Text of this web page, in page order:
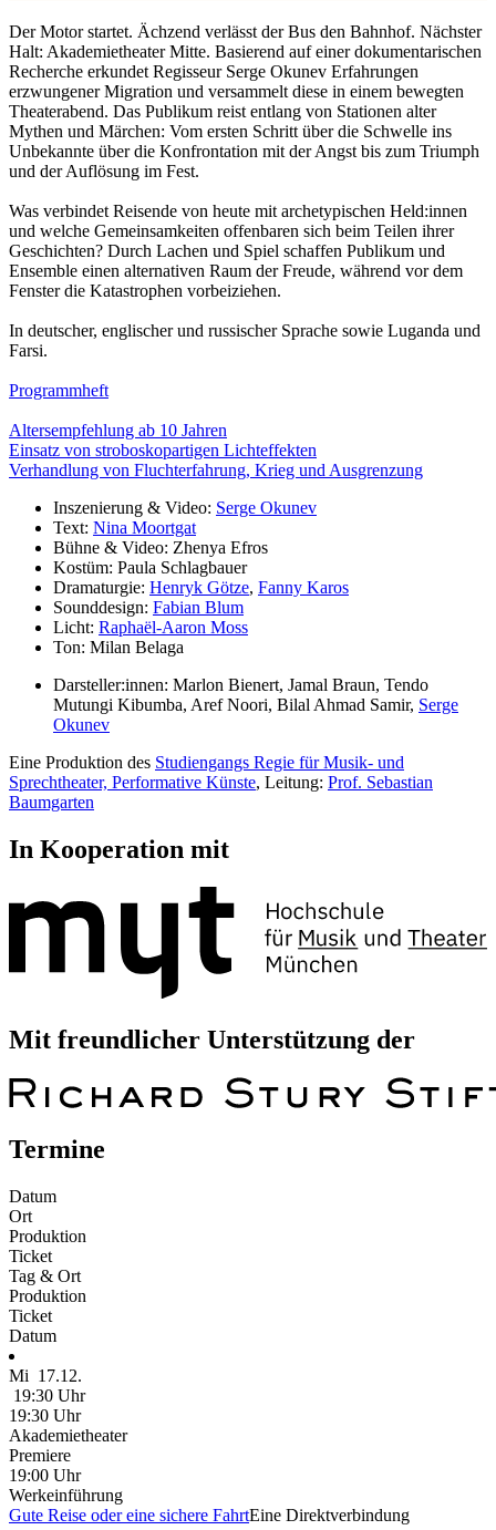
Der Motor startet. Ächzend verlässt der Bus den Bahnhof. Nächster
Halt: Akademietheater Mitte. Basierend auf einer dokumentarischen
Recherche erkundet Regisseur Serge Okunev Erfahrungen
erzwungener Migration und versammelt diese in einem bewegten
Theaterabend. Das Publikum reist entlang von Stationen alter
Mythen und Märchen: Vom ersten Schritt über die Schwelle ins
Unbekannte über die Konfrontation mit der Angst bis zum Triumph
und der Auflösung im Fest.
Was verbindet Reisende von heute mit archetypischen Held:innen
und welche Gemeinsamkeiten offenbaren sich beim Teilen ihrer
Geschichten? Durch Lachen und Spiel schaffen Publikum und
Ensemble einen alternativen Raum der Freude, während vor dem
Fenster die Katastrophen vorbeiziehen.
In deutscher, englischer und russischer Sprache sowie Luganda und
Farsi.
Programmheft
Altersempfehlung ab 10 Jahren
Einsatz von stroboskopartigen Lichteffekten
Verhandlung von Fluchterfahrung, Krieg und Ausgrenzung
Inszenierung & Video: Serge Okunev
Text: Nina Moortgat
Bühne & Video: Zhenya Efros
Kostüm: Paula Schlagbauer
Dramaturgie: Henryk Götze, Fanny Karos
Sounddesign: Fabian Blum
Licht: Raphaël-Aaron Moss
Ton: Milan Belaga
Darsteller:innen: Marlon Bienert, Jamal Braun, Tendo
Mutungi Kibumba, Aref Noori, Bilal Ahmad Samir, Serge
Okunev
Eine Produktion des Studiengangs Regie für Musik- und
Sprechtheater, Performative Künste, Leitung: Prof. Sebastian
Baumgarten
In Kooperation mit
Mit freundlicher Unterstützung der
Termine
Datum
Ort
Produktion
Ticket
Tag & Ort
Produktion
Ticket
Datum
Mi 17.12.
19:30 Uhr
19:30 Uhr
Akademietheater
Premiere
19:00 Uhr
Werkeinführung
Gute Reise oder eine sichere FahrtEine Direktverbindung